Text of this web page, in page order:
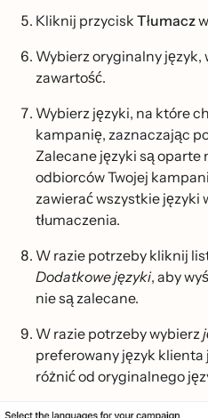
Kliknij przycisk Tłumacz
Wybierz oryginalny
zawartość.
Wybierz języki, na które
kampanię, zaznaczając
Zalecane języki są
odbiorców Twojej
zawierać wszystkie języki
tłumaczenia.
W razie potrzeby kliknij
Dodatkowe języki, aby
nie są zalecane.
W razie potrzeby wybierz
preferowany język klienta
różnić od oryginalnego